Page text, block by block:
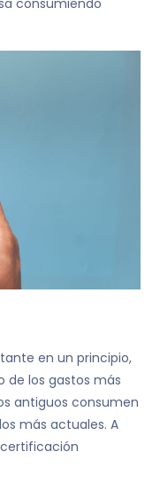
consumiendo
en un principio,
de los gastos más
antiguos consumen
más actuales. A